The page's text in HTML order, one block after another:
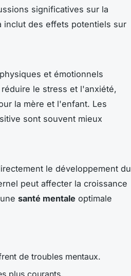
significatives sur la
inclut des effets potentiels sur
et émotionnels
le stress et l'anxiété,
la mère et l'enfant. Les
sont souvent mieux
le développement du
peut affecter la croissance
santé mentale optimale
de troubles mentaux.
plus courants.